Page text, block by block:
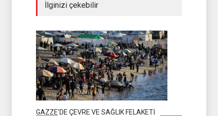
İlginizi çekebilir
GAZZE'DE ÇEVRE VE SAĞLIK FELAKETİ